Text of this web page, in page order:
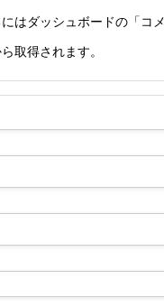
はダッシュボードの「コ
ら取得されます。